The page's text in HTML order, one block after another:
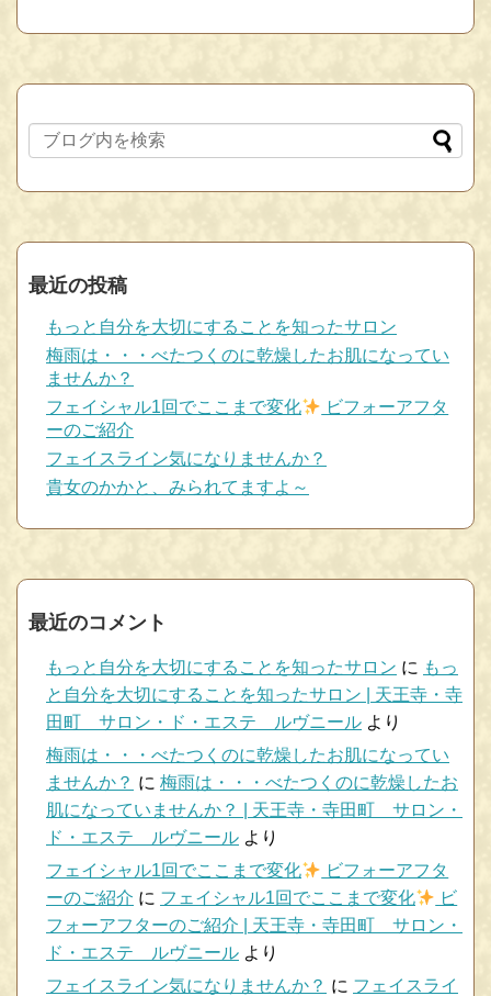
最近の投稿
もっと自分を大切にすることを知ったサロン
梅雨は・・・べたつくのに乾燥したお肌になってい
ませんか？
フェイシャル1回でここまで変化
ビフォーアフタ
ーのご紹介
フェイスライン気になりませんか？
貴女のかかと、みられてますよ～
最近のコメント
もっと自分を大切にすることを知ったサロン に もっ
と自分を大切にすることを知ったサロン | 天王寺・寺
田町 サロン・ド・エステ ルヴニール より
梅雨は・・・べたつくのに乾燥したお肌になってい
ませんか？ に 梅雨は・・・べたつくのに乾燥したお
肌になっていませんか？ | 天王寺・寺田町 サロン・
ド・エステ ルヴニール より
フェイシャル1回でここまで変化
ビフォーアフタ
ーのご紹介 に フェイシャル1回でここまで変化
ビ
フォーアフターのご紹介 | 天王寺・寺田町 サロン・
ド・エステ ルヴニール より
フェイスライン気になりませんか？ に フェイスライ